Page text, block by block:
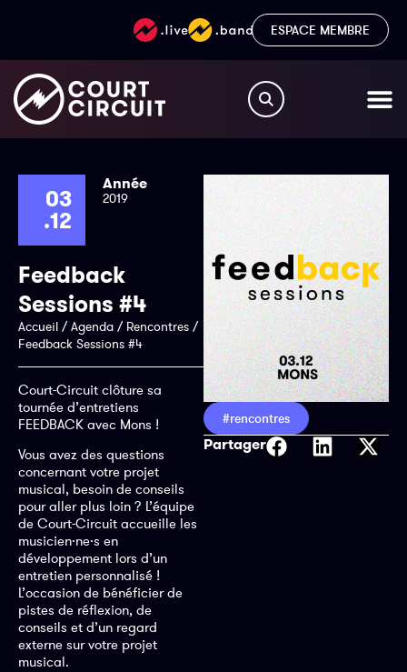
ESPACE MEMBRE
03
.12
Année
2019
Feedback
Sessions #4
Accueil /Agenda / Rencontres /
Feedback Sessions #4
Court-Circuit clôture sa
tournée d’entretiens
FEEDBACK avec Mons !
Vous avez des questions
concernant votre projet
musical, besoin de conseils
pour aller plus loin ? L’équipe
de Court-Circuit accueille les
musicien·ne·s en
développement lors d’un
entretien personnalisé !
L’occasion de bénéficier de
pistes de réflexion, de
conseils et d’un regard
externe sur votre projet
musical.
#rencontres
Partager